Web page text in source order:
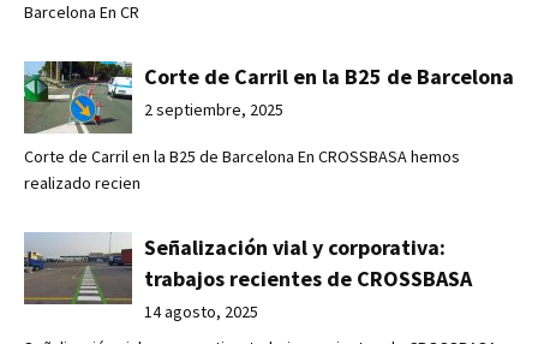
Barcelona En CR
Corte de Carril en la B25 de Barcelona
2 septiembre, 2025
Corte de Carril en la B25 de Barcelona En CROSSBASA hemos
realizado recien
Señalización vial y corporativa:
trabajos recientes de CROSSBASA
14 agosto, 2025